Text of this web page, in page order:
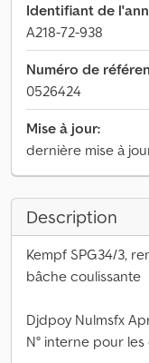
Identifiant de
A218-72-938
Numéro de
0526424
Mise à jour:
dernière mise à
Description
Kempf SPG34/3,
bâche coulissante
Djdpoy Nulmsfx
N° interne pour